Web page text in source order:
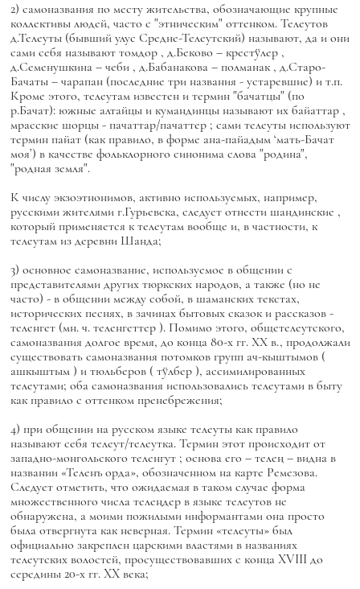
2) самоназвания по месту жительства, обозначающие крупные
коллективы людей, часто с "этническим" оттенком. Телеутов
д.Телеуты (бывший улус Средне-Телеутский) называют, да и они
сами себя называют томдор , д.Беково – крестÿлер ,
д.Семенушкина – чеби , д.Бабанакова – полманак , д.Старо-
Бачаты – чарапан (последние три названия - устаревшие) и т.п.
Кроме этого, телеутам известен и термин "бачатцы" (по
р.Бачат): южные алтайцы и кумандинцы называют их байаттар ,
мрасские шорцы - пачаттар/пачаттер ; сами телеуты используют
термин пайат (как правило, в форме ана-пайадым ‘мать-Бачат
моя’) в качестве фольклорного синонима слова "родина",
"родная земля".
К числу экзоэтнонимов, активно используемых, например,
русскими жителями г.Гурьевска, следует отнести шандинские ,
который применяется к телеутам вообще и, в частности, к
телеутам из деревни Шанда;
3) основное самоназвание, используемое в общении с
представителями других тюркских народов, а также (но не
часто) - в общении между собой, в шаманских текстах,
исторических песнях, в зачинах бытовых сказок и рассказов -
теленгет (мн. ч. теленгеттер ). Помимо этого, общетелеутского,
самоназвания долгое время, до конца 80-х гг. ХХ в., продолжали
существовать самоназвания потомков групп ач-кыштымов (
ашкыштым ) и тюльберов ( тÿлбер ), ассимилированных
телеутами; оба самоназвания использовались телеутами в быту
как правило с оттенком пренебрежения;
4) при общении на русском языке телеуты как правило
называют себя телеут/телеутка. Термин этот происходит от
западно-монгольского теленгут ; основа его – телең – видна в
названии «Теленъ орда», обозначенном на карте Ремезова.
Следует отметить, что ожидаемая в таком случае форма
множественного числа телеңдер в языке телеутов не
обнаружена, а моими пожилыми информантами она просто
была отвергнута как неверная. Термин «телеуты» был
официально закреплен царскими властями в названиях
телеутских волостей, просуществовавших с конца XVIII до
середины 20-х гг. XX века;